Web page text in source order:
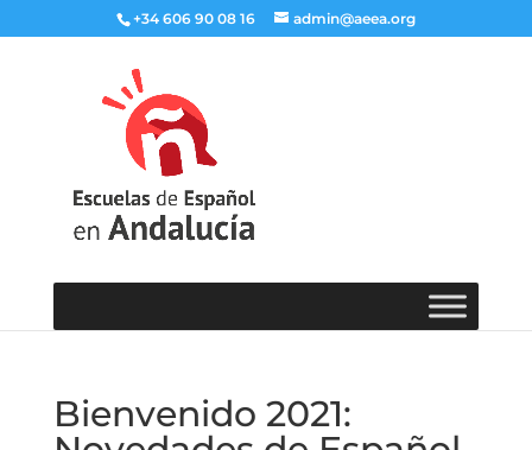
+34 606 90 08 16 admin@aeea.org
Bienvenido 2021: